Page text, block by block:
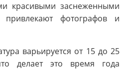
красивыми заснеженными
фотографов и
варьируется от 15 до 25
делает это время года